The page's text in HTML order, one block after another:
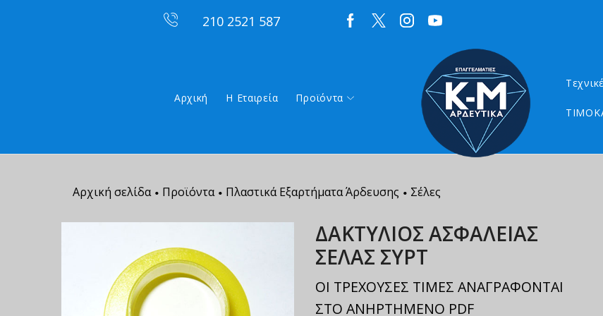
210 2521 587
Αρχική Η Εταιρεία Προϊόντα
Αρχική σελίδα • Προϊόντα • Πλαστικά Εξαρτήματα Άρδευσης • Σέλες
ΔΑΚΤΥΛΙΟΣ ΑΣΦΑΛΕΙΑΣ
ΣΕΛΑΣ ΣΥΡΤ
ΟΙ ΤΡΕΧΟΥΣΕΣ ΤΙΜΕΣ ΑΝΑΓΡΑΦΟΝΤΑΙ
ΣΤΟ ΑΝΗΡΤΗΜΕΝΟ PDF